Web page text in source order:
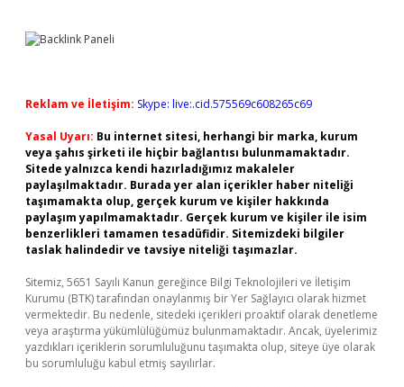
Reklam ve İletişim: Skype: live:.cid.575569c608265c69
Yasal Uyarı: Bu internet sitesi, herhangi bir marka, kurum
veya şahıs şirketi ile hiçbir bağlantısı bulunmamaktadır.
Sitede yalnızca kendi hazırladığımız makaleler
paylaşılmaktadır. Burada yer alan içerikler haber niteliği
taşımamakta olup, gerçek kurum ve kişiler hakkında
paylaşım yapılmamaktadır. Gerçek kurum ve kişiler ile isim
benzerlikleri tamamen tesadüfidir. Sitemizdeki bilgiler
taslak halindedir ve tavsiye niteliği taşımazlar.
Sitemiz, 5651 Sayılı Kanun gereğince Bilgi Teknolojileri ve İletişim
Kurumu (BTK) tarafından onaylanmış bir Yer Sağlayıcı olarak hizmet
vermektedir. Bu nedenle, sitedeki içerikleri proaktif olarak denetleme
veya araştırma yükümlülüğümüz bulunmamaktadır. Ancak, üyelerimiz
yazdıkları içeriklerin sorumluluğunu taşımakta olup, siteye üye olarak
bu sorumluluğu kabul etmiş sayılırlar.